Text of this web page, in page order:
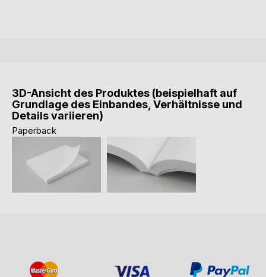
3D-Ansicht des Produktes (beispielhaft auf
Grundlage des Einbandes, Verhältnisse und
Details variieren)
Paperback